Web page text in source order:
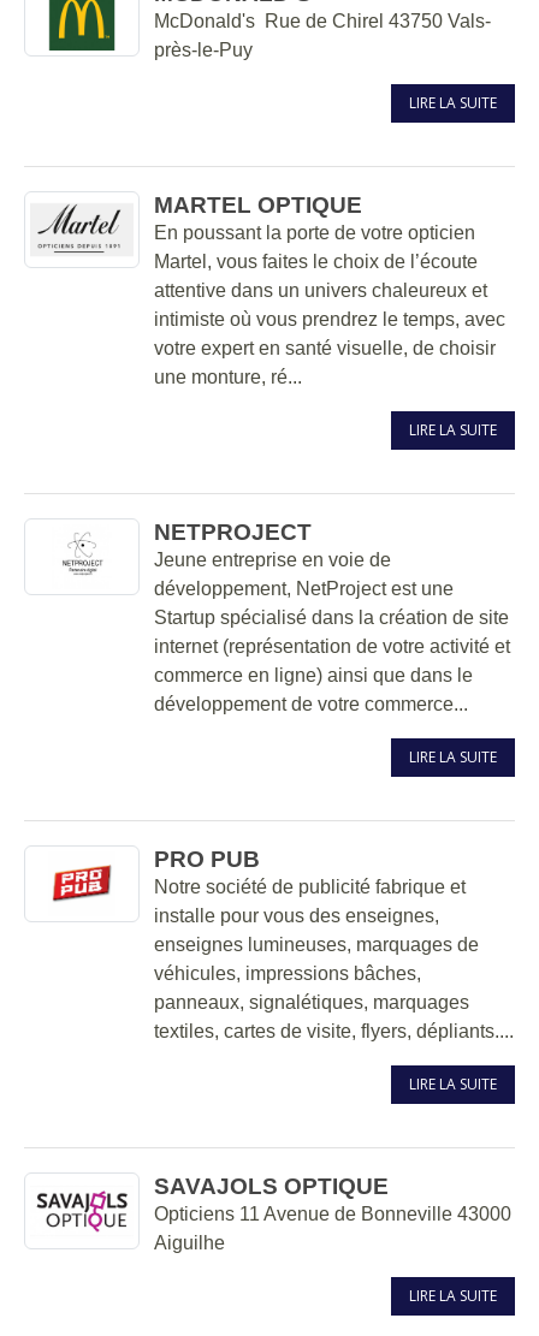
McDonald's Rue de Chirel 43750 Vals-
près-le-Puy
LIRE LA SUITE
MARTEL OPTIQUE
En poussant la porte de votre opticien
Martel, vous faites le choix de l’écoute
attentive dans un univers chaleureux et
intimiste où vous prendrez le temps, avec
votre expert en santé visuelle, de choisir
une monture, ré...
LIRE LA SUITE
NETPROJECT
Jeune entreprise en voie de
développement, NetProject est une
Startup spécialisé dans la création de site
internet (représentation de votre activité et
commerce en ligne) ainsi que dans le
développement de votre commerce...
LIRE LA SUITE
PRO PUB
Notre société de publicité fabrique et
installe pour vous des enseignes,
enseignes lumineuses, marquages de
véhicules, impressions bâches,
panneaux, signalétiques, marquages
textiles, cartes de visite, flyers, dépliants....
LIRE LA SUITE
SAVAJOLS OPTIQUE
Opticiens 11 Avenue de Bonneville 43000
Aiguilhe
LIRE LA SUITE